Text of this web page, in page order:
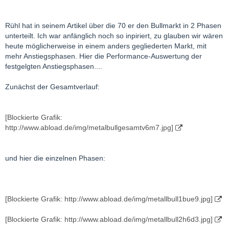
Rühl hat in seinem Artikel über die 70 er den Bullmarkt in 2 Phasen
unterteilt. Ich war anfänglich noch so inpiriert, zu glauben wir wären
heute möglicherweise in einem anders gegliederten Markt, mit
mehr Anstiegsphasen. Hier die Performance-Auswertung der
festgelgten Anstiegsphasen....
Zunächst der Gesamtverlauf:
[Blockierte Grafik:
http://www.abload.de/img/metalbullgesamtv6m7.jpg]
und hier die einzelnen Phasen:
[Blockierte Grafik: http://www.abload.de/img/metallbull1bue9.jpg]
[Blockierte Grafik: http://www.abload.de/img/metallbull2h6d3.jpg]